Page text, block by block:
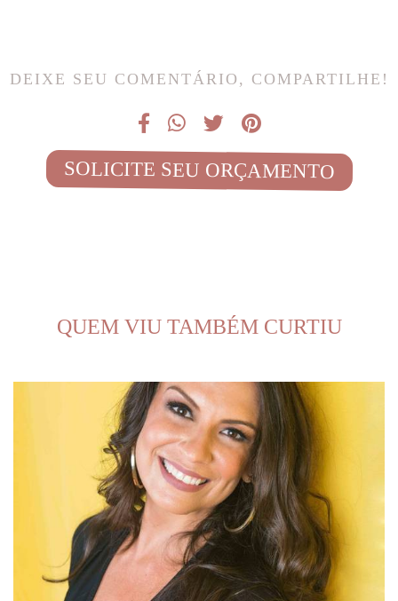
DEIXE SEU COMENTÁRIO, COMPARTILHE!
SOLICITE SEU ORÇAMENTO
QUEM VIU TAMBÉM CURTIU